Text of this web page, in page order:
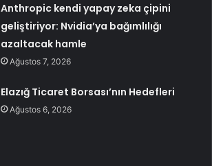
Anthropic kendi yapay zeka çipini
geliştiriyor: Nvidia’ya bağımlılığı
azaltacak hamle
Ağustos 7, 2026
Elazığ Ticaret Borsası’nın Hedefleri
Ağustos 6, 2026